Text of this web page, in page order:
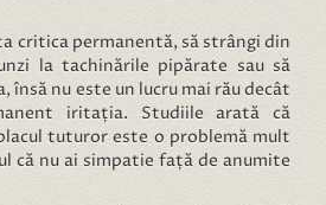
critica permanentă, să strângi din
la tachinările pipărate sau să
însă nu este un lucru mai rău decât
iritația. Studiile arată că
tuturor este o problemă mult
că nu ai simpatie față de anumite